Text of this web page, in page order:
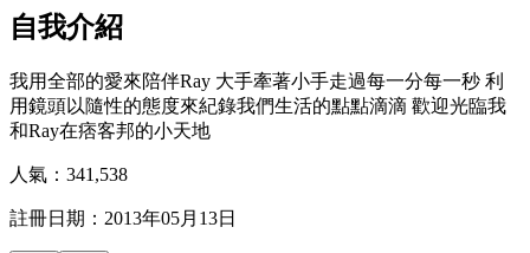
自我介紹
我用全部的愛來陪伴Ray 大手牽著小手走過每一分每一秒 利
用鏡頭以隨性的態度來紀錄我們生活的點點滴滴 歡迎光臨我
和Ray在痞客邦的小天地
人氣： 341,538
註冊日期： 2013年05月13日